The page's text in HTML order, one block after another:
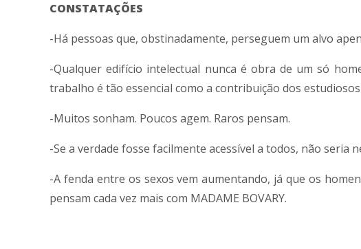
CONSTATAÇÕES
-Há pessoas que, obstinadamente, perseguem um alvo
-Qualquer edifício intelectual nunca é obra de um só
trabalho é tão essencial como a contribuição dos
-Muitos sonham. Poucos agem. Raros pensam.
-Se a verdade fosse facilmente acessível a todos, não seria
-A fenda entre os sexos vem aumentando, já que os
pensam cada vez mais com MADAME BOVARY.